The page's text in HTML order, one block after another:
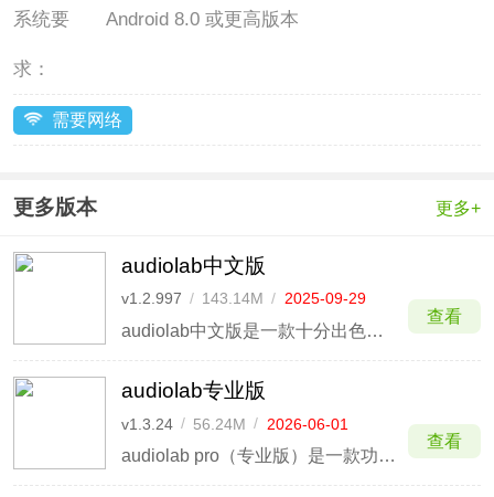
系统要
求：
Android 8.0 或更高版本
需要网络
更多版本 更多+
audiolab中文版
v1.2.997 / 143.14M / 2025-09-29
audiolab中文版是一款十分出色、专业的音频处理软件，通过它用户既可以修改音效效果，也可以录制音频、剪裁音频，甚至你还可以轻松实现音频的变速、升调、降调、增益、噪声、变音、均衡器等效果！
查看
audiolab专业版
v1.3.24 / 56.24M / 2026-06-01
audiolab pro（专业版）是一款功能全面的音频编辑软件，适合音乐创作、剪辑和后期处理等多种场景使用。 软件支持音频拼接、剪裁、格式转换、标签编辑、变声、变速、变调、录音、声道合成等数十种功能，几乎涵盖了日常音频处理的常见需求。
查看